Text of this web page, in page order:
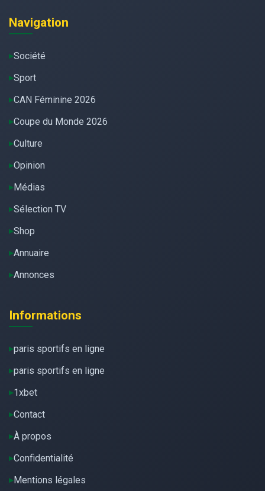
Navigation
Société
Sport
CAN Féminine 2026
Coupe du Monde 2026
Culture
Opinion
Médias
Sélection TV
Shop
Annuaire
Annonces
Informations
paris sportifs en ligne
paris sportifs en ligne
1xbet
Contact
À propos
Confidentialité
Mentions légales